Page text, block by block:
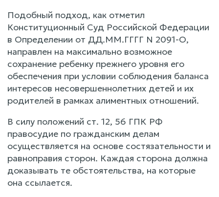
Подобный подход, как отметил
Конституционный Суд Российской Федерации
в Определении от ДД.ММ.ГГГГ N 2091-О,
направлен на максимально возможное
сохранение ребенку прежнего уровня его
обеспечения при условии соблюдения баланса
интересов несовершеннолетних детей и их
родителей в рамках алиментных отношений.
В силу положений ст. 12, 56 ГПК РФ
правосудие по гражданским делам
осуществляется на основе состязательности и
равноправия сторон. Каждая сторона должна
доказывать те обстоятельства, на которые
она ссылается.